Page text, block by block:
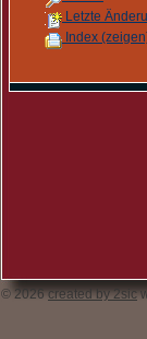
Letzte
Index
© 2026created by 2sic